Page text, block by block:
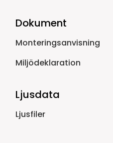
Dokument
Monteringsanvisning
Miljödeklaration
Ljusdata
Ljusfiler